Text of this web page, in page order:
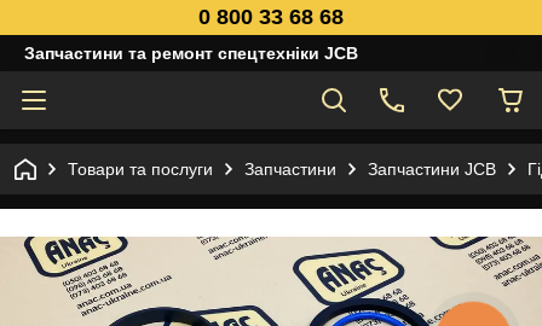
0 800 33 68 68
Запчастини та ремонт спецтехніки JCB
Товари та послуги Запчастини Запчастини JCB